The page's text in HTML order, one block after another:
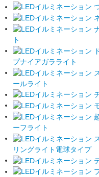
ト
プナイアガラライト
ールライト
ーフライト
リングライト電球タイプ